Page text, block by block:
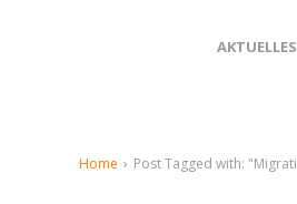
AKTUELLES
Home › Post Tagged with: